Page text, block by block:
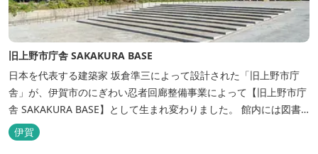
旧上野市庁舎 SAKAKURA BASE
日本を代表する建築家 坂倉準三によって設計された「旧上野市庁
舎」が、伊賀市のにぎわい忍者回廊整備事業によって【旧上野市庁
舎 SAKAKURA BASE】として生まれ変わりました。 館内には図書
館やホテル、カフェがあるほか、観光案内所「伊賀市観光インフォ
メーションセンター」や伊賀の逸品を取り揃えた「伊賀百貨
伊賀